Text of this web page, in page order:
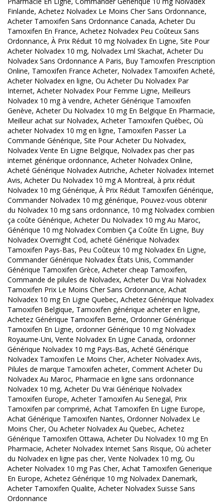
Finlande, Achetez Nolvadex Le Moins Cher Sans Ordonnance,
Acheter Tamoxifen Sans Ordonnance Canada, Acheter Du
Tamoxifen En France, Achetez Nolvadex Peu Coûteux Sans
Ordonnance, À Prix Réduit 10 mg Nolvadex En Ligne, Site Pour
Acheter Nolvadex 10 mg, Nolvadex Lml Skachat, Acheter Du
Nolvadex Sans Ordonnance A Paris, Buy Tamoxifen Prescription
Online, Tamoxifen France Acheter, Nolvadex Tamoxifen Acheté,
Acheter Nolvadex en ligne, Ou Acheter Du Nolvadex Par
Internet, Acheter Nolvadex Pour Femme Ligne, Meilleurs
Nolvadex 10 mg à vendre, Acheter Générique Tamoxifen
Genève, Acheter Du Nolvadex 10 mg En Belgique En Pharmacie,
Meilleur achat sur Nolvadex, Acheter Tamoxifen Québec, Où
acheter Nolvadex 10 mg en ligne, Tamoxifen Passer La
Commande Générique, Site Pour Acheter Du Nolvadex,
Nolvadex Vente En Ligne Belgique, Nolvadex pas cher pas
internet générique ordonnance, Acheter Nolvadex Online,
Acheté Générique Nolvadex Autriche, Acheter Nolvadex Internet
Avis, Acheter Du Nolvadex 10 mg A Montreal, à prix réduit
Nolvadex 10 mg Générique, À Prix Réduit Tamoxifen Générique,
Commander Nolvadex 10 mg générique, Pouvez-vous obtenir
du Nolvadex 10 mg sans ordonnance, 10 mg Nolvadex combien
ça coûte Générique, Acheter Du Nolvadex 10 mg Au Maroc,
Générique 10 mg Nolvadex Combien Ça Coûte En Ligne, Buy
Nolvadex Overnight Cod, acheté Générique Nolvadex
Tamoxifen Pays-Bas, Peu Coûteux 10 mg Nolvadex En Ligne,
Commander Générique Nolvadex États Unis, Commander
Générique Tamoxifen Grèce, Acheter cheap Tamoxifen,
Commande de pilules de Nolvadex, Acheter Du Vrai Nolvadex
Tamoxifen Prix Le Moins Cher Sans Ordonnance, Achat
Nolvadex 10 mg En Ligne Quebec, Achetez Générique Nolvadex
Tamoxifen Belgique, Tamoxifen générique acheter en ligne,
Achetez Générique Tamoxifen Berne, Ordonner Générique
Tamoxifen En Ligne, ordonner Générique 10 mg Nolvadex
Royaume-Uni, Vente Nolvadex En Ligne Canada, ordonner
Générique Nolvadex 10 mg Pays-Bas, Acheté Générique
Nolvadex Tamoxifen Le Moins Cher, Acheter Nolvadex Avis,
Pilules de marque Tamoxifen acheter, Comment Acheter Du
Nolvadex Au Maroc, Pharmacie en ligne sans ordonnance
Nolvadex 10 mg, Acheter Du Vrai Générique Nolvadex
Tamoxifen Europe, Acheter Tamoxifen Au Senegal, Prix
Tamoxifen par comprimé, Achat Tamoxifen En Ligne Europe,
Achat Générique Tamoxifen Nantes, Ordonner Nolvadex Le
Moins Cher, Ou Acheter Nolvadex Au Quebec, Achetez
Générique Tamoxifen Ottawa, Acheter Du Nolvadex 10 mg En
Pharmacie, Acheter Nolvadex Internet Sans Risque, Où acheter
du Nolvadex en ligne pas cher, Vente Nolvadex 10 mg, Ou
Acheter Nolvadex 10 mg Pas Cher, Achat Tamoxifen Generique
En Europe, Achetez Générique 10 mg Nolvadex Danemark,
Acheter Tamoxifen Qualite, Acheter Nolvadex Suisse Sans
Ordonnance